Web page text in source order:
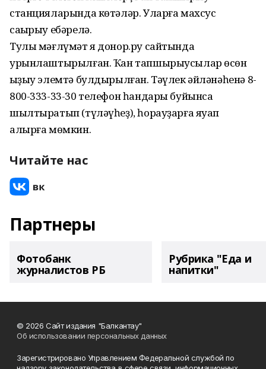
станцияларында көтәләр. Уларға махсус
саҡырыу ебәрелә.
Тулы мәғлүмәт я донор.ру сайтында
урынлаштырылған. Ҡан тапшырыусылар өсөн
ҡыҙыу элемтә булдырылған. Тәүлек әйләнәһенә 8-
800-333-33-30 телефон һандары буйынса
шылтыратып (түләүһеҙ), һорауҙарға яуап
алырға мөмкин.
Читайте нас
Партнеры
Фотобанк
журналистов РБ
Рубрика "Еда и
напитки"
© 2026 Сайт издания "Балкантау"
Об использовании персональных данных
Зарегистрировано Управлением Федеральной службой по